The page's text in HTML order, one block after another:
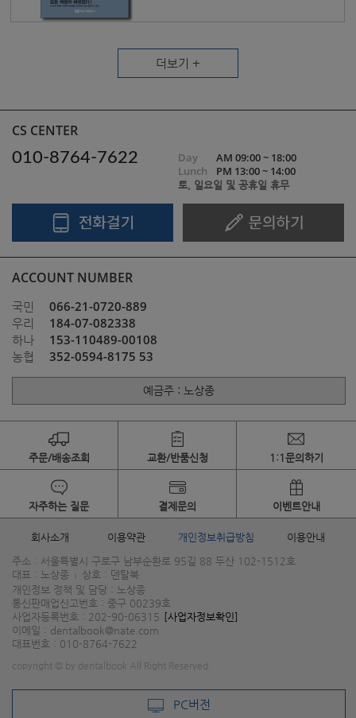
더보기 +
CS CENTER
010-8764-7622
Day
AM 09:00 ~ 18:00
Lunch
PM 13:00 ~ 14:00
토, 일요일 및 공휴일 휴무
ACCOUNT NUMBER
국민 066-21-0720-889
우리 184-07-082338
하나 153-110489-00108
농협 352-0594-8175 53
예금주 : 노상종
주문/배송조회 교환/반품신청 1:1문의하기
자주하는 질문 결제문의 이벤트안내
회사소개 이용약관 개인정보취급방침
이용안내
주소 : 서울특별시 구로구 남부순환로 95길 88 두산 102-1512호
대표 : 노상종
상호 : 덴탈북
개인정보 정책 및 담당 : 노상종
통신판매업신고번호 : 중구 00239호
사업자등록번호 : 202-90-06315 [사업자정보확인]
이메일 : dentalbook@nate.com
대표번호 : 010-8764-7622
copyright © by dentalbook All Right Reserved.
PC버전